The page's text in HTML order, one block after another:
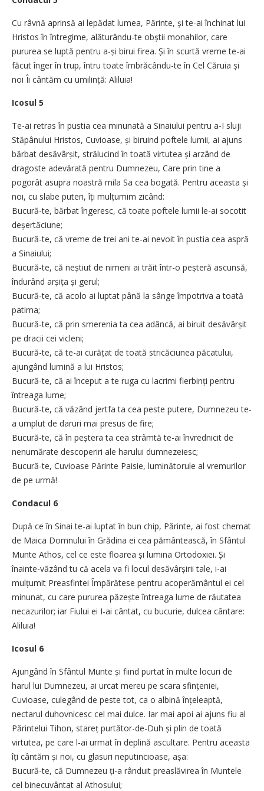
Cu râvnă aprinsă ai lepădat lumea, Părinte, și te-ai închinat lui
Hristos în întregime, alăturându-te obștii monahilor, care
pururea se luptă pentru a-și birui firea. Și în scurtă vreme te-ai
făcut înger în trup, întru toate îmbrăcându-te în Cel Căruia și
noi Îi cântăm cu umilință: Aliluia!
Icosul 5
Te-ai retras în pustia cea minunată a Sinaiului pentru a-I sluji
Stăpânului Hristos, Cuvioase, și biruind poftele lumii, ai ajuns
bărbat desăvârșit, strălucind în toată virtutea și arzând de
dragoste adevărată pentru Dumnezeu, Care prin tine a
pogorât asupra noastră mila Sa cea bogată. Pentru aceasta și
noi, cu slabe puteri, îți mulțumim zicând:
Bucură-te, bărbat îngeresc, că toate poftele lumii le-ai socotit
deșertăciune;
Bucură-te, că vreme de trei ani te-ai nevoit în pustia cea aspră
a Sinaiului;
Bucură-te, că neștiut de nimeni ai trăit într-o peșteră ascunsă,
îndurând arșița și gerul;
Bucură-te, că acolo ai luptat până la sânge împotriva a toată
patima;
Bucură-te, că prin smerenia ta cea adâncă, ai biruit desăvârșit
pe dracii cei vicleni;
Bucură-te, că te-ai curățat de toată stricăciunea păcatului,
ajungând lumină a lui Hristos;
Bucură-te, că ai început a te ruga cu lacrimi fierbinți pentru
întreaga lume;
Bucură-te, că văzând jertfa ta cea peste putere, Dumnezeu te-
a umplut de daruri mai presus de fire;
Bucură-te, că în peștera ta cea strâmtă te-ai învrednicit de
nenumărate descoperiri ale harului dumnezeiesc;
Bucură-te, Cuvioase Părinte Paisie, luminătorule al vremurilor
de pe urmă!
Condacul 6
După ce în Sinai te-ai luptat în bun chip, Părinte, ai fost chemat
de Maica Domnului în Grădina ei cea pământească, în Sfântul
Munte Athos, cel ce este floarea și lumina Ortodoxiei. Și
înainte-văzând tu că acela va fi locul desăvârșirii tale, i-ai
mulțumit Preasfintei Împărătese pentru acoperământul ei cel
minunat, cu care pururea păzește întreaga lume de răutatea
necazurilor; iar Fiului ei I-ai cântat, cu bucurie, dulcea cântare:
Aliluia!
Icosul 6
Ajungând în Sfântul Munte și fiind purtat în multe locuri de
harul lui Dumnezeu, ai urcat mereu pe scara sfințeniei,
Cuvioase, culegând de peste tot, ca o albină înțeleaptă,
nectarul duhovnicesc cel mai dulce. Iar mai apoi ai ajuns fiu al
Părintelui Tihon, stareț purtător-de-Duh și plin de toată
virtutea, pe care l-ai urmat în deplină ascultare. Pentru aceasta
îți cântăm și noi, cu glasuri neputincioase, așa:
Bucură-te, că Dumnezeu ți-a rânduit preaslăvirea în Muntele
cel binecuvântat al Athosului;